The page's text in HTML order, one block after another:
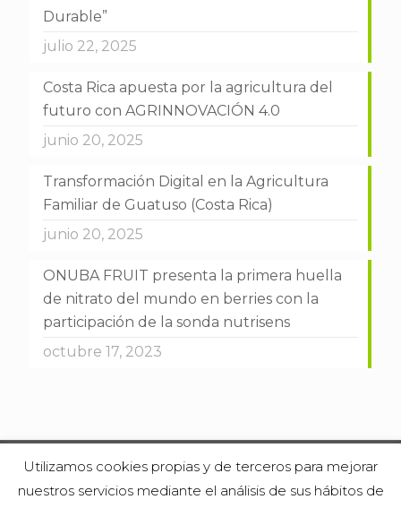
Durable”
julio 22, 2025
Costa Rica apuesta por la agricultura del
futuro con AGRINNOVACIÓN 4.0
junio 20, 2025
Transformación Digital en la Agricultura
Familiar de Guatuso (Costa Rica)
junio 20, 2025
ONUBA FRUIT presenta la primera huella
de nitrato del mundo en berries con la
participación de la sonda nutrisens
octubre 17, 2023
Utilizamos cookies propias y de terceros para mejorar
nuestros servicios mediante el análisis de sus hábitos de